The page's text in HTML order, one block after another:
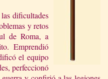
dificultades
y retos
de Roma, a
Emprendió
el equipo
perfeccionó